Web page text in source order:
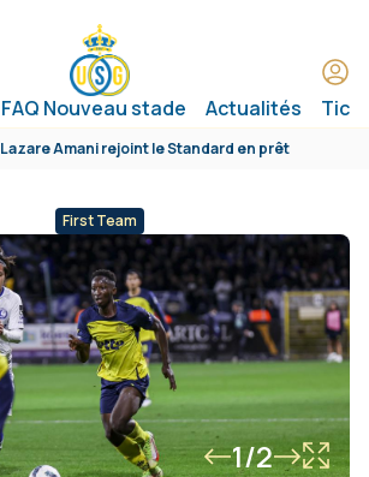
FAQ Nouveau stade Actualités
Lazare Amani rejoint le Standard en prêt
First Team
1/2